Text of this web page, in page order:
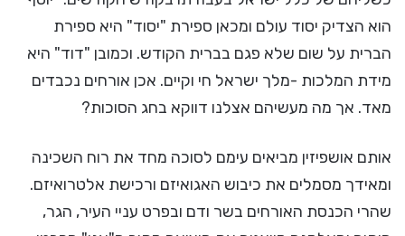
הוא הצדיק יסוד עולם ומכאן ספירת "יסוד" היא ספירת
הברית על שום שלא פגם בברית הקודש. וכמובן "דוד" היא
מידת המלכות -מלך ישראל חי וקיים. אכן אורחים נכבדים
מאד. אך מה מעשיהם אצלנו דווקא בחג הסוכות?
אותם אושפיזין מביאים עימם לסוכה מחד את רוח השכינה
ומאידך מסמלים את כיבוש האגואיזם ורכישת אלטרואיזם.
שהרי הכנסת האורחים בשר ודם ובפרט עניי העיר, הגר,